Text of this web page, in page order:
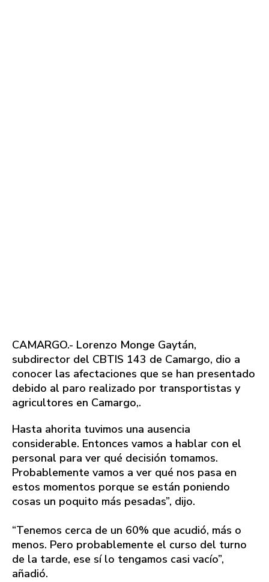
CAMARGO.- Lorenzo Monge Gaytán,
subdirector del CBTIS 143 de Camargo, dio a
conocer las afectaciones que se han presentado
debido al paro realizado por transportistas y
agricultores en Camargo,.
Hasta ahorita tuvimos una ausencia
considerable. Entonces vamos a hablar con el
personal para ver qué decisión tomamos.
Probablemente vamos a ver qué nos pasa en
estos momentos porque se están poniendo
cosas un poquito más pesadas”, dijo.
“Tenemos cerca de un 60% que acudió, más o
menos. Pero probablemente el curso del turno
de la tarde, ese sí lo tengamos casi vacío”,
añadió.